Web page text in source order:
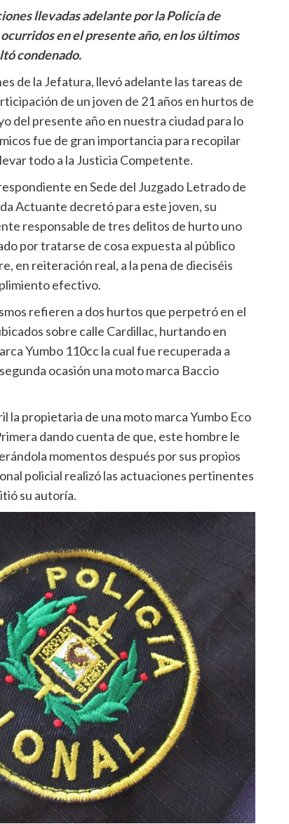
llevadas adelante por la Policía de
en el presente año, en los últimos
condenado.
de la Jefatura, llevó adelante las tareas de
de un joven de 21 años en hurtos de
del presente año en nuestra ciudad para lo
fue de gran importancia para recopilar
todo a la Justicia Competente.
en Sede del Juzgado Letrado de
Actuante decretó para este joven, su
responsable de tres delitos de hurto uno
por tratarse de cosa expuesta al público
en reiteración real, a la pena de dieciséis
efectivo.
refieren a dos hurtos que perpetró en el
sobre calle Cardillac, hurtando en
Yumbo 110cc la cual fue recuperada a
ocasión una moto marca Baccio
la propietaria de una moto marca Yumbo Eco
dando cuenta de que, este hombre le
momentos después por sus propios
policial realizó las actuaciones pertinentes
su autoría.